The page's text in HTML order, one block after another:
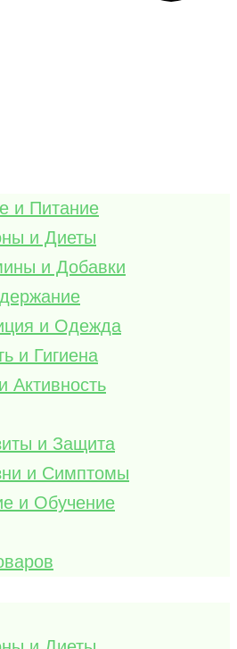
и Питание
и Диеты
и Добавки
и Одежда
и Гигиена
Активность
и Защита
и Симптомы
и Обучение